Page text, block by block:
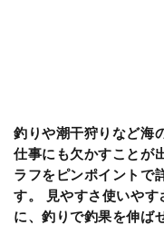
釣りや潮干狩りなど海
仕事にも欠かすことが
ラフをピンポイントで
す。 見やすさ使いやす
に、釣りで釣果を伸ば